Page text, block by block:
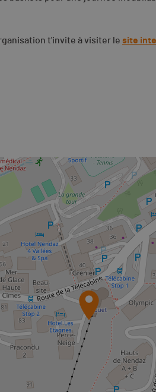
t'invite à visiter le site